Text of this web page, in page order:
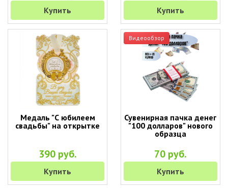
Купить Купить
Медаль "С юбилеем
свадьбы" на открытке
390 руб.
Купить
Видеообзор
Сувенирная пачка денег
"100 долларов" нового
образца
70 руб.
Купить